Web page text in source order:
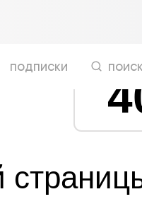
подписки поиск